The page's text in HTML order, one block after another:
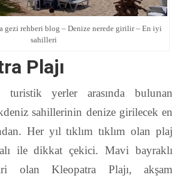
gezi rehberi blog – Denize nerede girilir – En iyi
sahilleri
Plajı
turistik yerler arasında bulunan
sahillerinin denize girilecek en
Her yıl tıklım tıklım olan plaj
ile dikkat çekici. Mavi bayraklı
olan Kleopatra Plajı, akşam